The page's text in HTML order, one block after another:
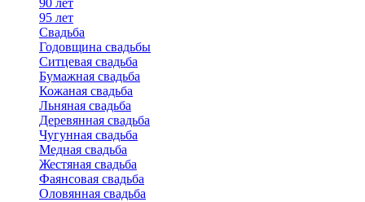
90 лет
95 лет
Свадьба
Годовщина свадьбы
Ситцевая свадьба
Бумажная свадьба
Кожаная свадьба
Льняная свадьба
Деревянная свадьба
Чугунная свадьба
Медная свадьба
Жестяная свадьба
Фаянсовая свадьба
Оловянная свадьба